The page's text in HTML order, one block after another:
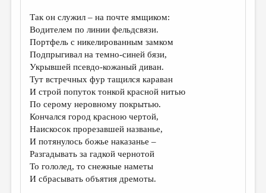
Так он служил – на почте ямщиком:
Водителем по линии фельдсвязи.
Портфель с никелированным замком
Подпрыгивал на темно-синей бязи,
Укрывшей псевдо-кожаный диван.
Тут встречных фур тащился караван
И строй попуток тонкой красной нитью
По серому неровному покрытью.
Кончался город красною чертой,
Наискосок прорезавшей названье,
И потянулось божье наказанье –
Разгадывать за гадкой чернотой
То гололед, то снежные наметы
И сбрасывать объятия дремоты.